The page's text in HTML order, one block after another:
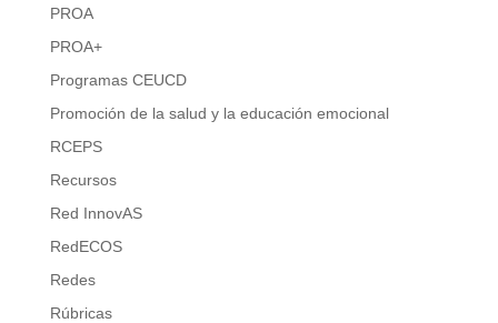
PROA
PROA+
Programas CEUCD
Promoción de la salud y la educación emocional
RCEPS
Recursos
Red InnovAS
RedECOS
Redes
Rúbricas